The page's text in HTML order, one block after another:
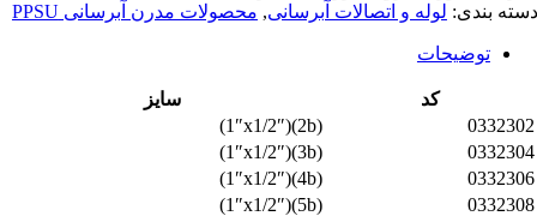
بندی:لوله و اتصالات آبرسانی,محصولات مدرن آبرسانی PPSU
توضیحات
کد
سایز